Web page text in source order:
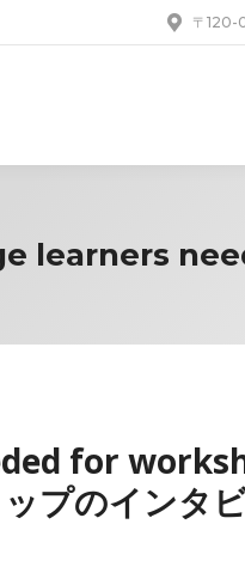
〒120-
learners
for
プのインタ